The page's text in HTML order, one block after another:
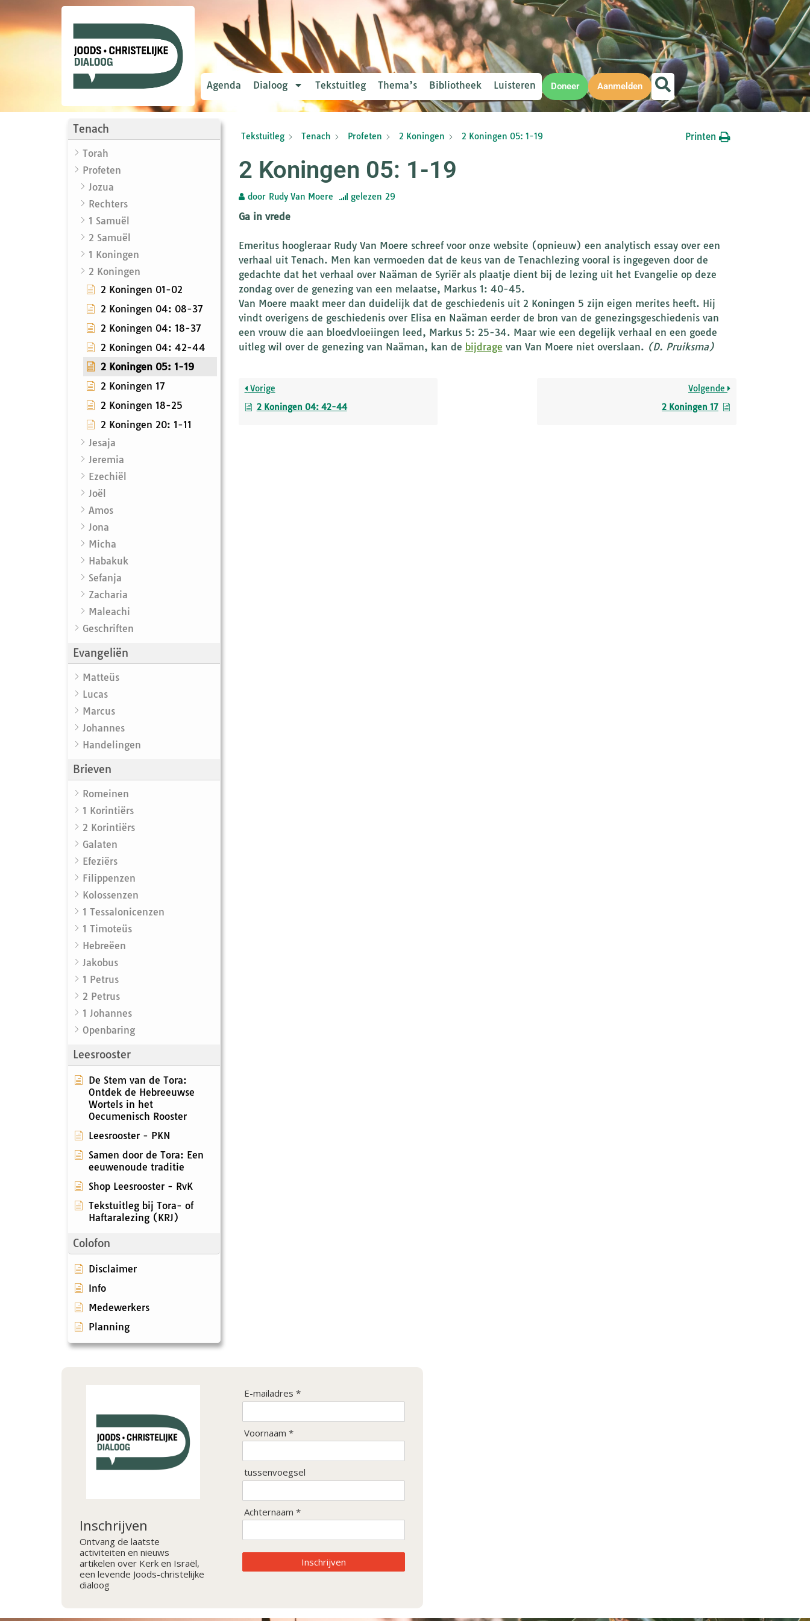
Agenda Dialoog Tekstuitleg Thema’s Bibliotheek Luisteren Doneer Aanmelden
Tenach
Torah
Profeten
Jozua
Rechters
1 Samuël
2 Samuël
1 Koningen
2 Koningen
2 Koningen 01-02
2 Koningen 04: 08-37
2 Koningen 04: 18-37
2 Koningen 04: 42-44
2 Koningen 05: 1-19
2 Koningen 17
2 Koningen 18-25
2 Koningen 20: 1-11
Jesaja
Jeremia
Ezechiël
Joël
Amos
Jona
Micha
Habakuk
Sefanja
Zacharia
Maleachi
Geschriften
Evangeliën
Matteüs
Lucas
Marcus
Johannes
Handelingen
Brieven
Romeinen
1 Korintiërs
2 Korintiërs
Galaten
Efeziërs
Filippenzen
Kolossenzen
1 Tessalonicenzen
1 Timoteüs
Hebreëen
Jakobus
1 Petrus
2 Petrus
1 Johannes
Openbaring
Leesrooster
De Stem van de Tora:
Ontdek de Hebreeuwse
Wortels in het
Oecumenisch Rooster
Leesrooster - PKN
Samen door de Tora: Een
eeuwenoude traditie
Shop Leesrooster - RvK
Tekstuitleg bij Tora- of
Haftaralezing (KRJ)
Colofon
Disclaimer
Info
Medewerkers
Planning
Tekstuitleg Tenach Profeten 2 Koningen 2 Koningen 05: 1-19 Printen
2 Koningen 05: 1-19
door Rudy Van Moere gelezen 29
Ga in vrede
Emeritus hoogleraar Rudy Van Moere schreef voor onze website (opnieuw) een analytisch essay over een
verhaal uit Tenach. Men kan vermoeden dat de keus van de Tenachlezing vooral is ingegeven door de
gedachte dat het verhaal over Naäman de Syriër als plaatje dient bij de lezing uit het Evangelie op deze
zondag over de genezing van een melaatse, Markus 1: 40-45.
Van Moere maakt meer dan duidelijk dat de geschiedenis uit 2 Koningen 5 zijn eigen merites heeft. Hij
vindt overigens de geschiedenis over Elisa en Naäman eerder de bron van de genezingsgeschiedenis van
een vrouw die aan bloedvloeiingen leed, Markus 5: 25-34. Maar wie een degelijk verhaal en een goede
uitleg wil over de genezing van Naäman, kan de bijdrage van Van Moere niet overslaan. (D. Pruiksma)
Vorige
2 Koningen 04: 42-44
Volgende
2 Koningen 17
Inschrijven
Ontvang de laatste
activiteiten en nieuws
artikelen over Kerk en Israël,
een levende Joods-christelijke
dialoog
E-mailadres *
Voornaam *
tussenvoegsel
Achternaam *
Inschrijven